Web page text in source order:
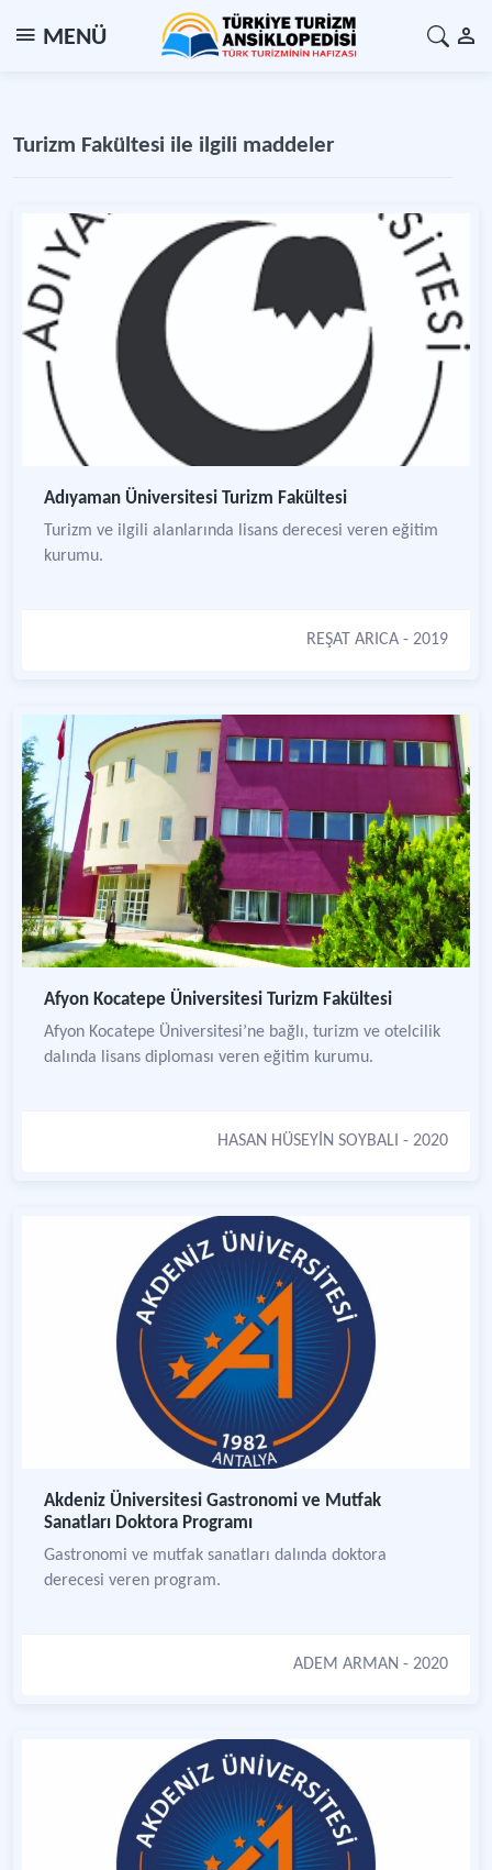
MENÜ
Turizm Fakültesi ile ilgili maddeler
Adıyaman Üniversitesi Turizm Fakültesi
Turizm ve ilgili alanlarında lisans derecesi veren eğitim
kurumu.
REŞAT ARICA - 2019
Afyon Kocatepe Üniversitesi Turizm Fakültesi
Afyon Kocatepe Üniversitesi’ne bağlı, turizm ve otelcilik
dalında lisans diploması veren eğitim kurumu.
HASAN HÜSEYİN SOYBALI - 2020
Akdeniz Üniversitesi Gastronomi ve Mutfak
Sanatları Doktora Programı
Gastronomi ve mutfak sanatları dalında doktora
derecesi veren program.
ADEM ARMAN - 2020